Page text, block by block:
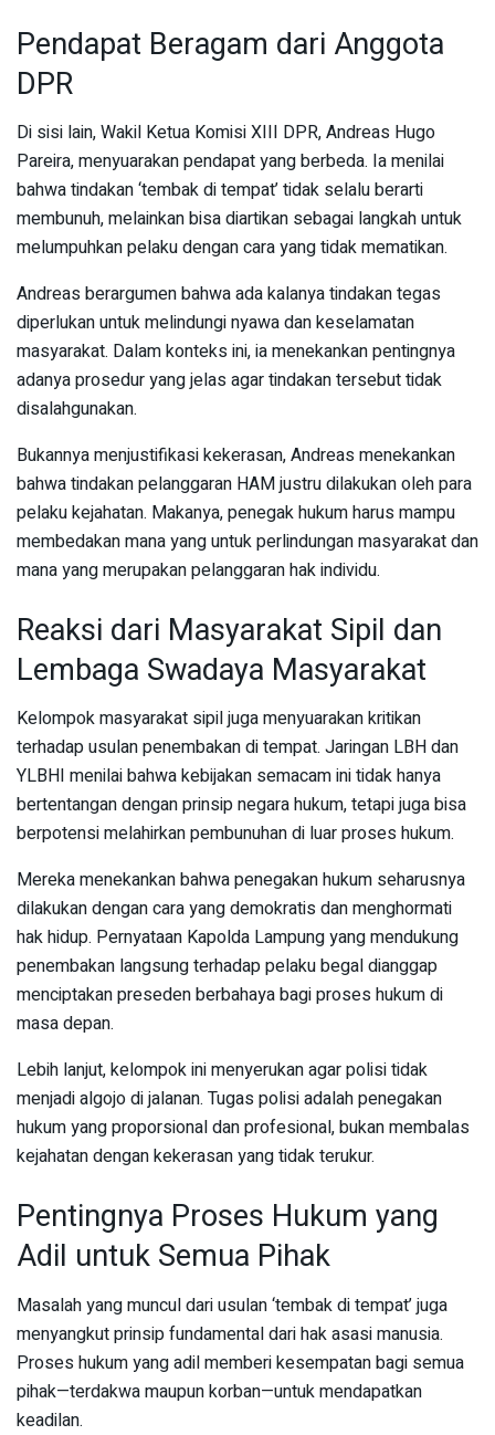
Pendapat Beragam dari Anggota
DPR
Di sisi lain, Wakil Ketua Komisi XIII DPR, Andreas Hugo
Pareira, menyuarakan pendapat yang berbeda. Ia menilai
bahwa tindakan ‘tembak di tempat’ tidak selalu berarti
membunuh, melainkan bisa diartikan sebagai langkah untuk
melumpuhkan pelaku dengan cara yang tidak mematikan.
Andreas berargumen bahwa ada kalanya tindakan tegas
diperlukan untuk melindungi nyawa dan keselamatan
masyarakat. Dalam konteks ini, ia menekankan pentingnya
adanya prosedur yang jelas agar tindakan tersebut tidak
disalahgunakan.
Bukannya menjustifikasi kekerasan, Andreas menekankan
bahwa tindakan pelanggaran HAM justru dilakukan oleh para
pelaku kejahatan. Makanya, penegak hukum harus mampu
membedakan mana yang untuk perlindungan masyarakat dan
mana yang merupakan pelanggaran hak individu.
Reaksi dari Masyarakat Sipil dan
Lembaga Swadaya Masyarakat
Kelompok masyarakat sipil juga menyuarakan kritikan
terhadap usulan penembakan di tempat. Jaringan LBH dan
YLBHI menilai bahwa kebijakan semacam ini tidak hanya
bertentangan dengan prinsip negara hukum, tetapi juga bisa
berpotensi melahirkan pembunuhan di luar proses hukum.
Mereka menekankan bahwa penegakan hukum seharusnya
dilakukan dengan cara yang demokratis dan menghormati
hak hidup. Pernyataan Kapolda Lampung yang mendukung
penembakan langsung terhadap pelaku begal dianggap
menciptakan preseden berbahaya bagi proses hukum di
masa depan.
Lebih lanjut, kelompok ini menyerukan agar polisi tidak
menjadi algojo di jalanan. Tugas polisi adalah penegakan
hukum yang proporsional dan profesional, bukan membalas
kejahatan dengan kekerasan yang tidak terukur.
Pentingnya Proses Hukum yang
Adil untuk Semua Pihak
Masalah yang muncul dari usulan ‘tembak di tempat’ juga
menyangkut prinsip fundamental dari hak asasi manusia.
Proses hukum yang adil memberi kesempatan bagi semua
pihak—terdakwa maupun korban—untuk mendapatkan
keadilan.